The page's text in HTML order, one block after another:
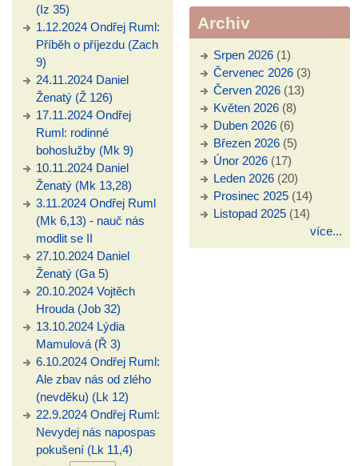
(Iz 35)
1.12.2024 Ondřej Ruml:
Příběh o příjezdu (Zach
9)
24.11.2024 Daniel
Ženatý (Ž 126)
17.11.2024 Ondřej
Ruml: rodinné
bohoslužby (Mk 9)
10.11.2024 Daniel
Ženatý (Mk 13,28)
3.11.2024 Ondřej Ruml
(Mk 6,13) - nauč nás
modlit se II
27.10.2024 Daniel
Ženatý (Ga 5)
20.10.2024 Vojtěch
Hrouda (Job 32)
13.10.2024 Lýdia
Mamulová (Ř 3)
6.10.2024 Ondřej Ruml:
Ale zbav nás od zlého
(nevděku) (Lk 12)
22.9.2024 Ondřej Ruml:
Nevydej nás napospas
pokušení (Lk 11,4)
Archiv
Srpen 2026(1)
Červenec 2026(3)
Červen 2026(13)
Květen 2026(8)
Duben 2026(6)
Březen 2026(5)
Únor 2026(17)
Leden 2026(20)
Prosinec 2025(14)
Listopad 2025(14)
více...